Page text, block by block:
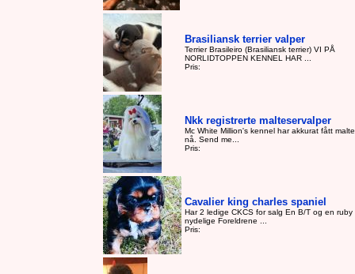
Brasiliansk terrier valper
Terrier Brasileiro (Brasiliansk terrier) VI PÅ
NORLIDTOPPEN KENNEL HAR ...
Pris:
Nkk registrerte malteservalper
Mc White Million's kennel har akkurat fått
nå. Send me...
Pris:
Cavalier king charles spaniel
Har 2 ledige CKCS for salg En B/T og en ruby
nydelige Foreldrene ...
Pris: